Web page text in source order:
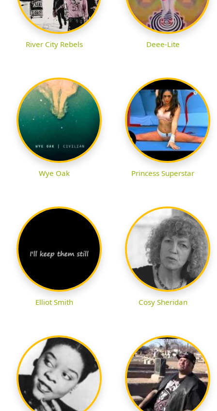
River City Rebels Deee-Lite
Wye Oak Princess Superstar
Elliot Smith Cosy Sheridan